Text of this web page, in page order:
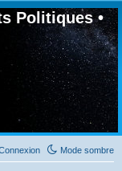
Politiques •
Mode sombre